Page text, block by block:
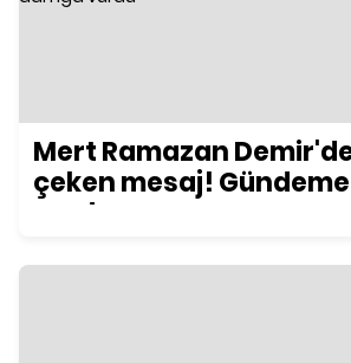
Mert Ramazan
çeken mesaj!
vurdu